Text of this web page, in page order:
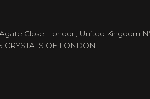
Close, London, United Kingdom
CRYSTALS OF LONDON